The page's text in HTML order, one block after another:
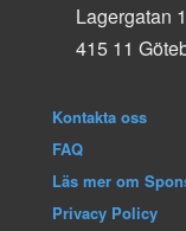
Lagergatan
415 11
Kontakta oss
FAQ
Läs mer om
Privacy Policy